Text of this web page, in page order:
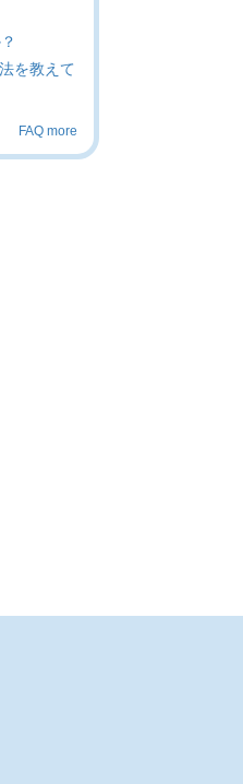
を教えて
FAQ more